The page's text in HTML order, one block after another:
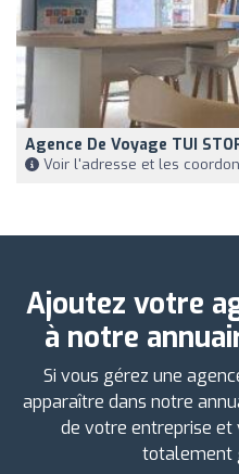
Agence De Voyage TUI
Voir l'adresse et les
Ajoutez votre
à notre
Si vous gérez une
apparaître dans notre
de votre entreprise et
totalement